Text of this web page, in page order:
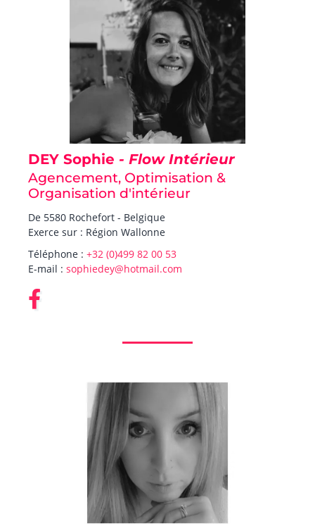
DEY Sophie - Flow Intérieur
Agencement, Optimisation &
Organisation d'intérieur
De 5580 Rochefort - Belgique
Exerce sur : Région Wallonne
Téléphone : +32 (0)499 82 00 53
E-mail : sophiedey@hotmail.com